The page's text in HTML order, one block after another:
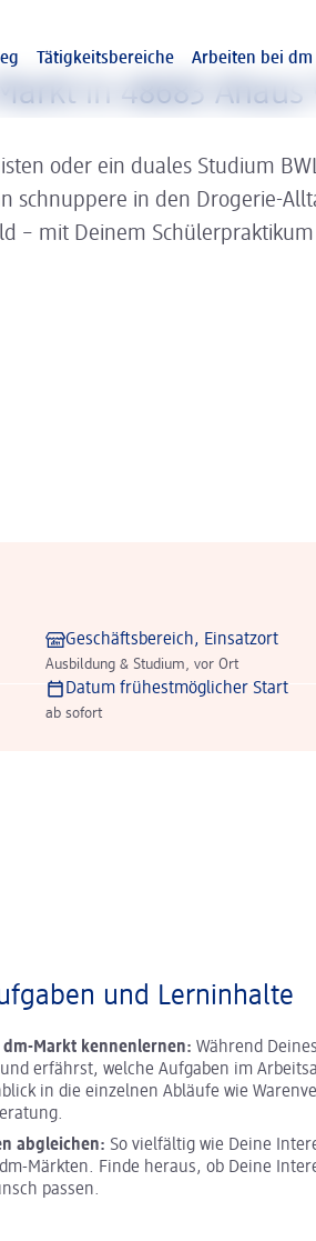
Tätigkeitsbereiche Arbeiten bei dm
in 48683 Ahaus
oder ein duales Studium
schnuppere in den Drogerie-
– mit Deinem Schülerpraktikum
Geschäftsbereich, Einsatzort
Ausbildung & Studium, vor Ort
Datum frühestmöglicher Start
ab sofort
und Lerninhalte
Markt kennenlernen: Während
erfährst, welche Aufgaben im
in die einzelnen Abläufe wie
abgleichen: So vielfältig wie Deine
Märkten. Finde heraus, ob Deine
passen.